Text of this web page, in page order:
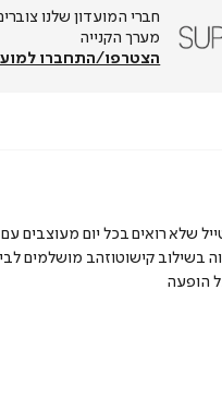
מערך הקנייה
הצטרפו/התחברו
שלא רואים בכל יום מעוצבים
בשילוב קישוטוזהב מושלמים
הופעה